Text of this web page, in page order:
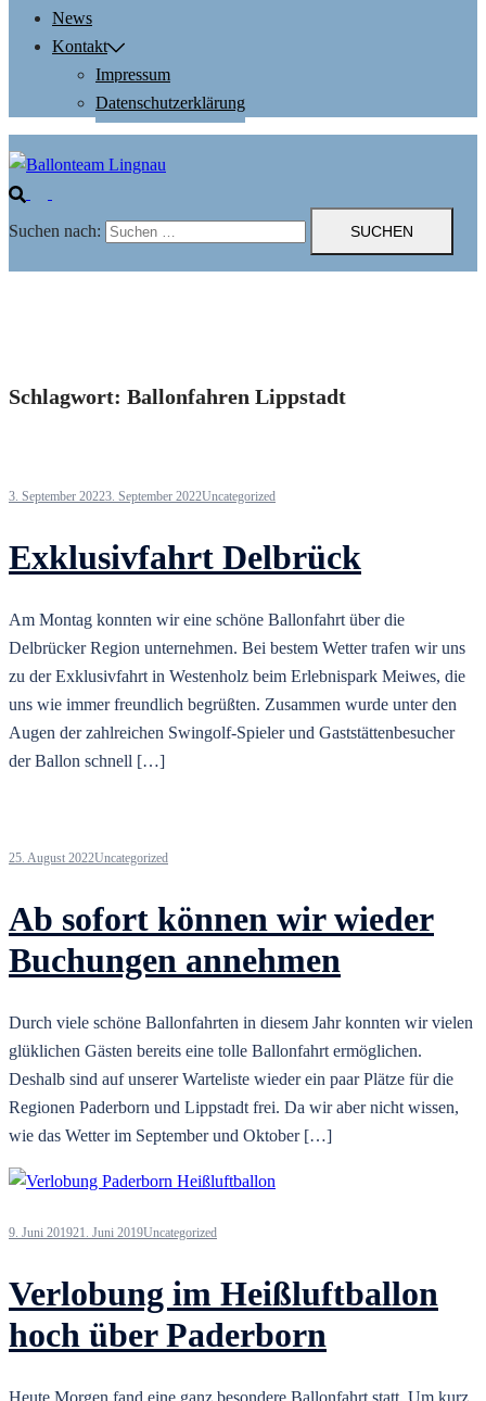
News
Kontakt
Impressum
Datenschutzerklärung
Suchen nach:
Schlagwort: Ballonfahren Lippstadt
3. September 20223. September 2022Uncategorized
Exklusivfahrt Delbrück
Am Montag konnten wir eine schöne Ballonfahrt über die
Delbrücker Region unternehmen. Bei bestem Wetter trafen wir uns
zu der Exklusivfahrt in Westenholz beim Erlebnispark Meiwes, die
uns wie immer freundlich begrüßten. Zusammen wurde unter den
Augen der zahlreichen Swingolf-Spieler und Gaststättenbesucher
der Ballon schnell […]
25. August 2022Uncategorized
Ab sofort können wir wieder
Buchungen annehmen
Durch viele schöne Ballonfahrten in diesem Jahr konnten wir vielen
glüklichen Gästen bereits eine tolle Ballonfahrt ermöglichen.
Deshalb sind auf unserer Warteliste wieder ein paar Plätze für die
Regionen Paderborn und Lippstadt frei. Da wir aber nicht wissen,
wie das Wetter im September und Oktober […]
9. Juni 201921. Juni 2019Uncategorized
Verlobung im Heißluftballon
hoch über Paderborn